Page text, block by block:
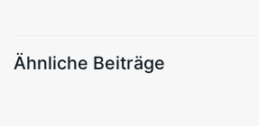
Ähnliche Beiträge